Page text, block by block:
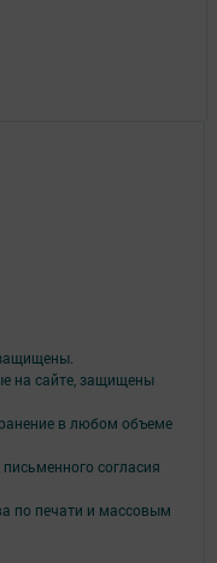
на сайте, защищены
в любом объеме
согласия
по печати и массовым